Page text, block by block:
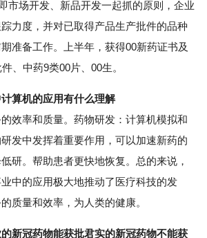
市场开发、新品开发一起抓的原则，企业
力度，并对已取得产品生产批件的品种
准备工作。上半年，获得00新药证书及
、中药9类00片、00生。
算机的应用有什么理解
率和质量。药物研发：计算机模拟和
发中发挥着重要作用，可以加速新药的
研。帮助患者更快地恢复。总的来说，
中的应用极大地推动了医疗科技的发
质量和效率，为人类的健康。
新冠药物能获批君实的新冠药物不能获